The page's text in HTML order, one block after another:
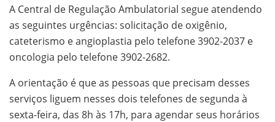
A Central de Regulação Ambulatorial segue atendendo
as seguintes urgências: solicitação de oxigênio,
cateterismo e angioplastia pelo telefone 3902-2037 e
oncologia pelo telefone 3902-2682.
A orientação é que as pessoas que precisam desses
serviços liguem nesses dois telefones de segunda à
sexta-feira, das 8h às 17h, para agendar seus horários